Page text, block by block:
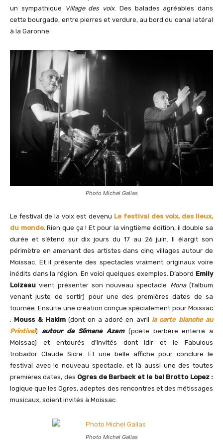
un sympathique
Village des voix. Des balades agréables dans
cette bourgade, entre pierres et verdure, au bord du canal latéral
à la Garonne.
Photo Michel Gallas
Le festival de la voix est devenu Le festival des voix, des lieux,
du monde. Rien que ça ! Et pour la vingtième édition, il double sa
durée et s’étend sur dix jours du 17 au 26 juin. Il élargit son
périmètre en amenant des artistes dans cinq villages autour de
Moissac. Et il présente des spectacles vraiment originaux voire
inédits dans la région. En voici quelques exemples. D’abord Emily
Loizeauvient présenter son nouveau spectacle Mona(l’album
venant juste de sortir) pour une des premières dates de sa
tournée. Ensuite une création conçue spécialement pour Moissac
: Mouss & Hakim(dont on a adoré en avril la carte blanche au
Printival) autour de Slimane Azem(poète berbère enterré à
Moissac) et entourés d’invités dont Idir et le Fabulous
trobador Claude Sicre. Et une belle affiche pour conclure le
festival avec le nouveau spectacle, et là aussi une des toutes
premières dates, des Ogres de Barback et le bal Brotto Lopez :
logique que les Ogres, adeptes des rencontres et des métissages
musicaux, soient invités à Moissac.
Photo Michel Gallas